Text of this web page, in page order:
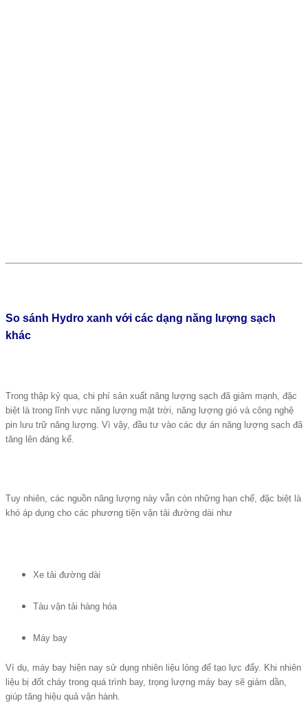
So sánh Hydro xanh với các dạng năng lượng sạch
khác
Trong thập kỷ qua, chi phí sản xuất năng lượng sạch đã giảm mạnh, đặc
biệt là trong lĩnh vực năng lượng mặt trời, năng lượng gió và công nghệ
pin lưu trữ năng lượng. Vì vậy, đầu tư vào các dự án năng lượng sạch đã
tăng lên đáng kể.
Tuy nhiên, các nguồn năng lượng này vẫn còn những hạn chế, đặc biệt là
khó áp dụng cho các phương tiện vận tải đường dài như
Xe tải đường dài
Tàu vận tải hàng hóa
Máy bay
Ví dụ, máy bay hiện nay sử dụng nhiên liệu lỏng để tạo lực đẩy. Khi nhiên
liệu bị đốt cháy trong quá trình bay, trọng lượng máy bay sẽ giảm dần,
giúp tăng hiệu quả vận hành.